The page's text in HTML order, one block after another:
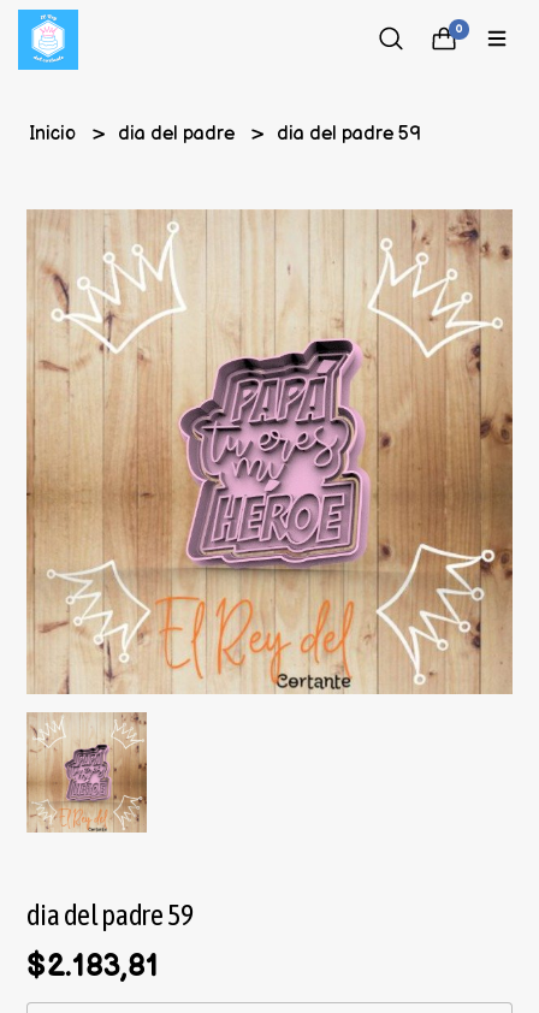
0
Inicio dia del padre dia del padre 59
dia del padre 59
$2.183,81